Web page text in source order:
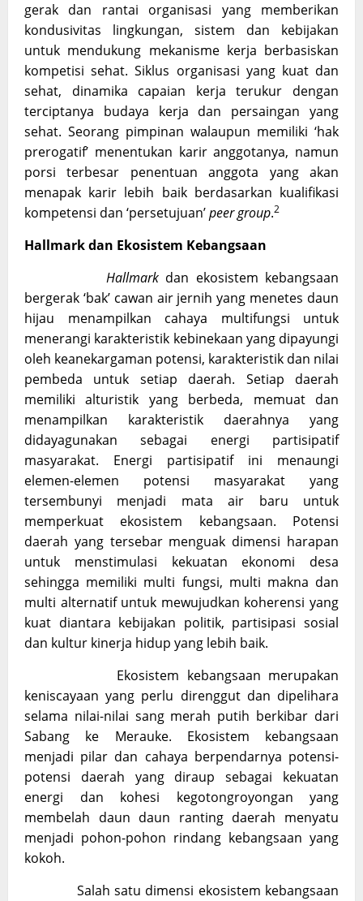
gerak dan rantai organisasi yang memberikan
kondusivitas lingkungan, sistem dan kebijakan
untuk mendukung mekanisme kerja berbasiskan
kompetisi sehat. Siklus organisasi yang kuat dan
sehat, dinamika capaian kerja terukur dengan
terciptanya budaya kerja dan persaingan yang
sehat. Seorang pimpinan walaupun memiliki ‘hak
prerogatif’ menentukan karir anggotanya, namun
porsi terbesar penentuan anggota yang akan
menapak karir lebih baik berdasarkan kualifikasi
kompetensi dan ‘persetujuan’peer group.2
Hallmark dan Ekosistem Kebangsaan
Hallmarkdan ekosistem kebangsaan
bergerak ‘bak’ cawan air jernih yang menetes daun
hijau menampilkan cahaya multifungsi untuk
menerangi karakteristik kebinekaan yang dipayungi
oleh keanekargaman potensi, karakteristik dan nilai
pembeda untuk setiap daerah. Setiap daerah
memiliki alturistik yang berbeda, memuat dan
menampilkan karakteristik daerahnya yang
didayagunakan sebagai energi partisipatif
masyarakat. Energi partisipatif ini menaungi
elemen-elemen potensi masyarakat yang
tersembunyi menjadi mata air baru untuk
memperkuat ekosistem kebangsaan. Potensi
daerah yang tersebar menguak dimensi harapan
untuk menstimulasi kekuatan ekonomi desa
sehingga memiliki multi fungsi, multi makna dan
multi alternatif untuk mewujudkan koherensi yang
kuat diantara kebijakan politik, partisipasi sosial
dan kultur kinerja hidup yang lebih baik.
Ekosistem kebangsaan merupakan
keniscayaan yang perlu direnggut dan dipelihara
selama nilai-nilai sang merah putih berkibar dari
Sabang ke Merauke. Ekosistem kebangsaan
menjadi pilar dan cahaya berpendarnya potensi-
potensi daerah yang diraup sebagai kekuatan
energi dan kohesi kegotongroyongan yang
membelah daun daun ranting daerah menyatu
menjadi pohon-pohon rindang kebangsaan yang
kokoh.
Salah satu dimensi ekosistem kebangsaan